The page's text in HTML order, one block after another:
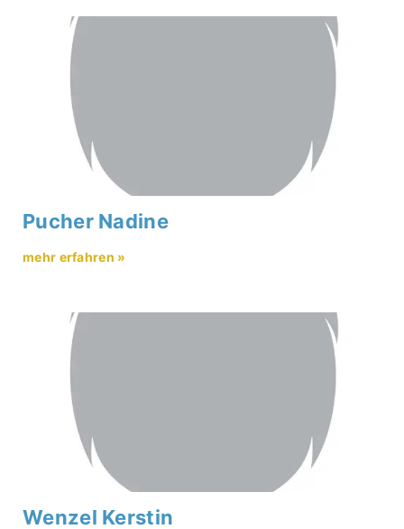
Pucher Nadine
mehr erfahren »
Wenzel Kerstin